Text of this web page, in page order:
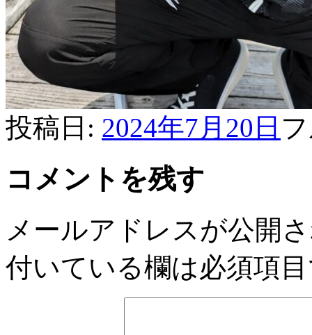
投稿日: 2024年7月20日
コメントを残す
メールアドレスが公開
付いている欄は必須項